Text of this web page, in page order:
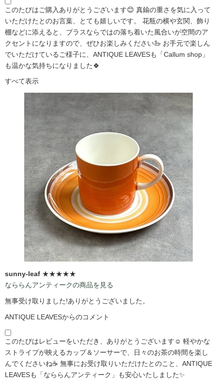
このたびはご購入ありがとうございます😊 真鍮の重さを気に入って
いただけたとのお言葉、とても嬉しいです。 花瓶の横や玄関、飾り
棚などに添えると、ブラスならではの落ち着いた風合いが空間のア
クセントになりますので、ぜひお楽しみください🦢 お手元で楽しん
でいただけているご様子に、ANTIQUE LEAVESも「Callum shop」
も温かな気持ちになりました🍀
すべて表示
sunny-leaf ★★★★★
なららんアンティークの商品を見る
無事受け取りました!ありがとうございました。
ANTIQUE LEAVESからのコメント
このたびはレビューをいただき、ありがとうございます☺️ 軽やかな
ストライプが映えるカップ＆ソーサーで、日々のお茶の時間を楽し
んでくださいね☕ 無事にお受け取りいただけたとのこと、ANTIQUE
LEAVESも「なららんアンティーク」も安心いたしました✨